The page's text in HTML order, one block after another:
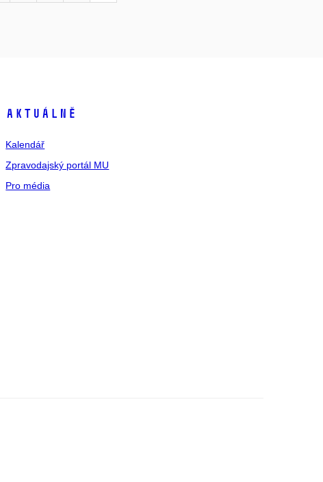
Aktuálně
Kalendář
Zpravodajský portál MU
Pro média